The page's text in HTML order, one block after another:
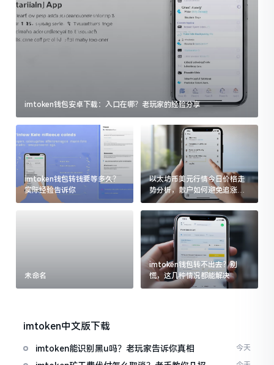
imtoken钱包安卓下载：入口在哪？老玩家的经验分享
imtoken钱包转钱要等多久？
实际经验告诉你
以太坊币美元行情今日价格走
势分析，散户如何避免追涨杀
跌被套牢
未命名
imtoken钱包转不出去？别
慌，这几种情况都能解决
imtoken中文版下载
imtoken能识别黑u吗？老玩家告诉你真相 今天